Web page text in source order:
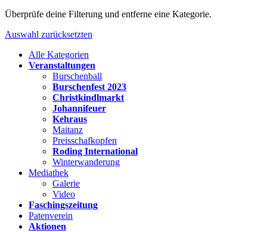
Überprüfe deine Filterung und entferne eine Kategorie.
Auswahl zurücksetzten
Alle Kategorien
Veranstaltungen
Burschenball
Burschenfest 2023
Christkindlmarkt
Johannifeuer
Kehraus
Maitanz
Preisschafkopfen
Roding International
Winterwanderung
Mediathek
Galerie
Video
Faschingszeitung
Patenverein
Aktionen